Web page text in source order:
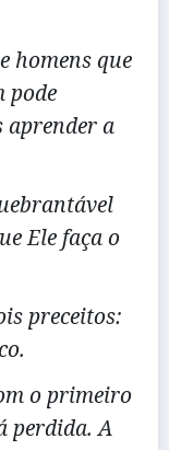
homens que
pode
aprender a
Ele faça o
preceitos:
o primeiro
perdida. A